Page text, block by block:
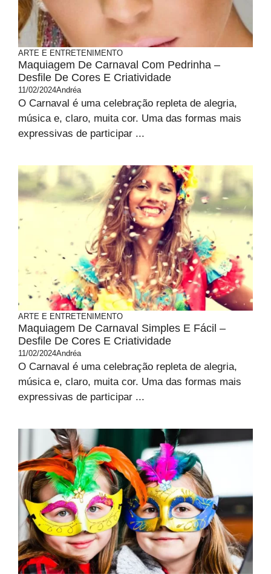
ARTE E ENTRETENIMENTO
Maquiagem De Carnaval Com Pedrinha –
Desfile De Cores E Criatividade
11/02/2024Andréa
O Carnaval é uma celebração repleta de alegria,
música e, claro, muita cor. Uma das formas mais
expressivas de participar ...
ARTE E ENTRETENIMENTO
Maquiagem De Carnaval Simples E Fácil –
Desfile De Cores E Criatividade
11/02/2024Andréa
O Carnaval é uma celebração repleta de alegria,
música e, claro, muita cor. Uma das formas mais
expressivas de participar ...